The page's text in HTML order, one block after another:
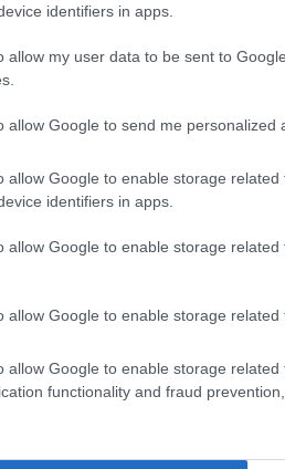
identifiers in apps.
allow my user data to be sent to
allow Google to send me personalized
allow Google to enable storage
identifiers in apps.
allow Google to enable storage
allow Google to enable storage related
allow Google to enable storage related
functionality and fraud